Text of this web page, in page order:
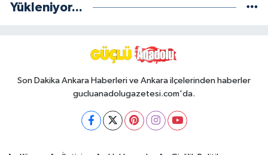
Yükleniyor...
Son Dakika Ankara Haberleri ve Ankara ilçelerinden haberler
gucluanadolugazetesi.com'da.